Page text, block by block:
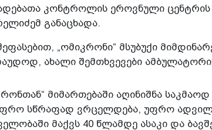
კონტროლის ეროვნული
განაცხადა.
„ომიკრონი“ მსუბუქი
ახალი შემთხვევები
მიმართებაში აღინიშნა
სწრაფად ვრცელდება, უფრო
მაქვს 40 წლამდე ასაკი და